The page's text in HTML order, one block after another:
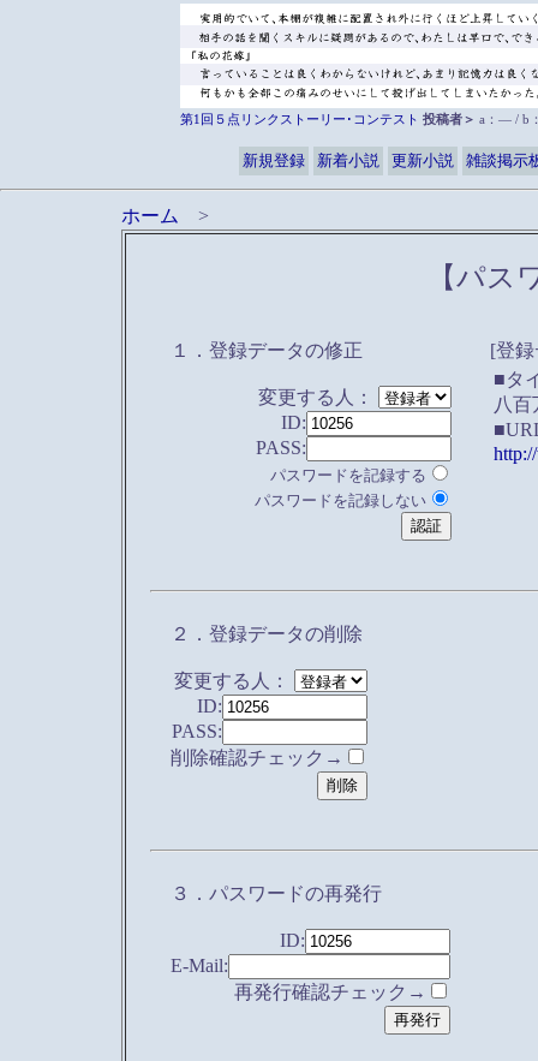
第1回５点リンクストーリー･コンテスト 投稿者＞ a：― / b
新規登録 新着小説 更新小説 雑談掲示
ホーム >
【パス
１．登録データの修正
変更する人：
ID:
PASS:
パスワードを記録する
パスワードを記録しない
[登
■タ
八
２．登録データの削除
変更する人：
ID:
PASS:
削除確認チェック→
３．パスワードの再発行
ID:
E-Mail:
再発行確認チェック→